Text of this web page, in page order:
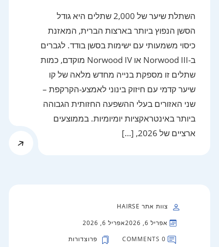
השתלת שיער של 2,000 שתלים היא גודל
הסשן הנפוץ ביותר בארצות הברית, המאזנת
כיסוי משמעותי עם ישימות בסשן בודד. לגברים
ב-Norwood III או Norwood IV מוקדם, כמות
שתלים זו מספקת בנייה מחדש מלאה של קו
שיער קדמי עם חיזוק בינוני לאמצע-הקרקפת –
שני האזורים בעלי ההשפעה החזותית הגבוהה
ביותר באינטראקציות יומיומיות. בממוצעים
ארציים של 2026, […]
צוות אתר HAIRSE
אפריל 6, 2026
אפריל 6, 2026
0 COMMENTS
פרוצדורות